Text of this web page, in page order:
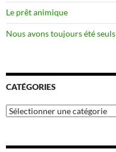
Le prêt animique
Nous avons toujours été seuls
CATÉGORIES
Catégories